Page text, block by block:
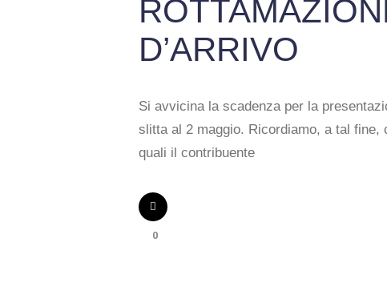
D’ARRIVO
Si avvicina la scadenza per la
slitta al 2 maggio. Ricordiamo, a tal
quali il contribuente
0